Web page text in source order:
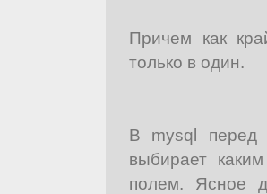
Причем как
только в один.
В mysql перед
выбирает
полем. Ясное